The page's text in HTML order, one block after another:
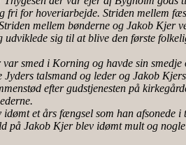
fri for hoveriarbejde. Striden mellem
mellem bønderne og Jakob Kjer
sig til at blive den første
var smed i Korning og havde sin
talsmand og leder og Jakob
efter gudstjenesten på
idømt et års fængsel som han afsonede
på Jakob Kjer blev idømt mult og